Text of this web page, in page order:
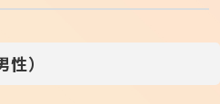
）